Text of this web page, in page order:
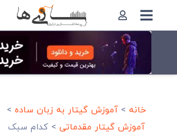
خانه >آموزش گیتار به زبان ساده >
آموزش گیتار مقدماتی >کدام سبک